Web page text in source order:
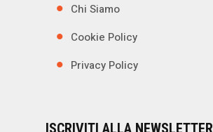
Chi Siamo
Cookie Policy
Privacy Policy
ISCRIVITI ALLA NEWSLETTER